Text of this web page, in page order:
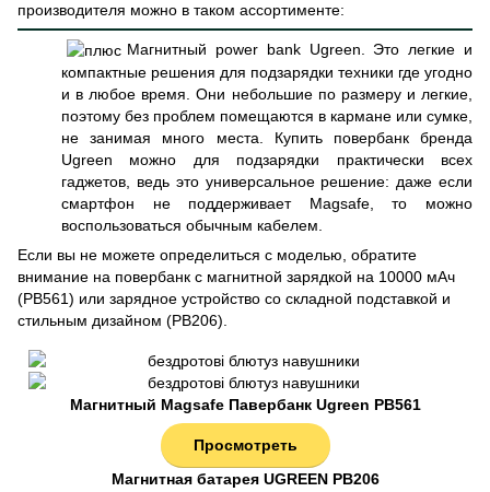
производителя можно в таком ассортименте:
Магнитный power bank Ugreen. Это легкие и
компактные решения для подзарядки техники где угодно
и в любое время. Они небольшие по размеру и легкие,
поэтому без проблем помещаются в кармане или сумке,
не занимая много места. Купить повербанк бренда
Ugreen можно для подзарядки практически всех
гаджетов, ведь это универсальное решение: даже если
смартфон не поддерживает Magsafe, то можно
воспользоваться обычным кабелем.
Если вы не можете определиться с моделью, обратите
внимание на повербанк с магнитной зарядкой на 10000 мАч
(PB561) или зарядное устройство со складной подставкой и
стильным дизайном (PB206).
Магнитный Magsafe Павербанк Ugreen PB561
Просмотреть
Магнитная батарея UGREEN PB206